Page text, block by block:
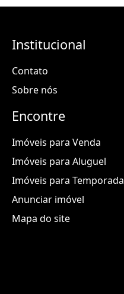
Institucional
Contato
Sobre nós
Encontre
Imóveis para Venda
Imóveis para Aluguel
Imóveis para Temporada
Anunciar imóvel
Mapa do site